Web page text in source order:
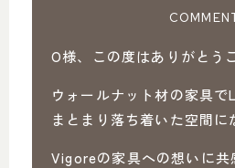
O様、この度はありがとう
ウォールナット材の家具で
まとまり落ち着いた空間に
Vigoreの家具への想いに共